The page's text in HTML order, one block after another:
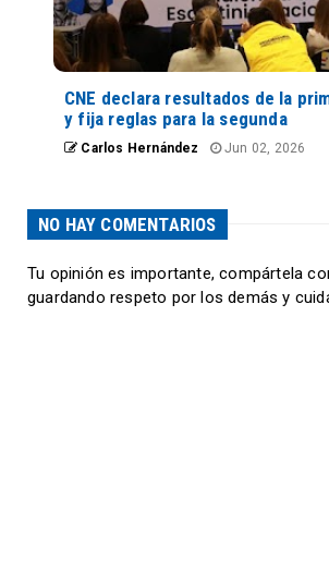
CNE declara resultados de la
y fija reglas para la segunda
Carlos Hernández Jun 02, 2026
NO HAY COMENTARIOS
Tu opinión es importante, compártela
guardando respeto por los demás y